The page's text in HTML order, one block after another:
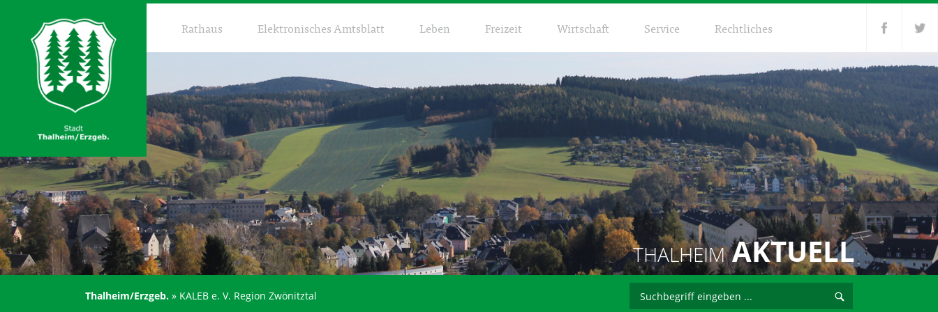
Rathaus Elektronisches Amtsblatt Leben Freizeit Wirtschaft Service Rechtliches
THALHEIMAKTUELL
Thalheim/Erzgeb. » KALEB e. V. Region Zwönitztal